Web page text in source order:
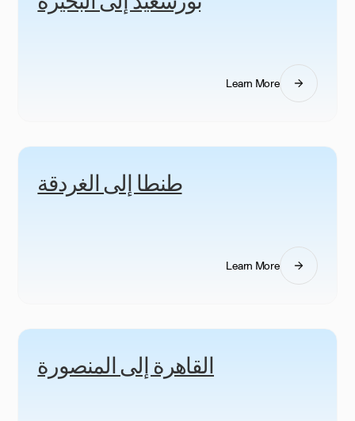
Learn More
طنطا إلى الغردقة
Learn More
القاهرة إلى المنصورة